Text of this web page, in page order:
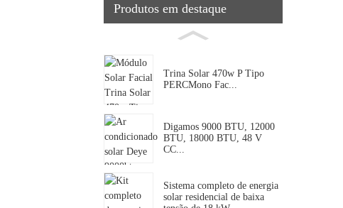
Produtos em destaque
Trina Solar 470w P Tipo
PERCMono Fac...
Digamos 9000 BTU, 12000
BTU, 18000 BTU, 48 V
CC...
Sistema completo de energia
solar residencial de baixa